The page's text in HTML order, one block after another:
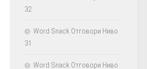
32
Word Snack Отговори Ниво
31
Word Snack Отговори Ниво